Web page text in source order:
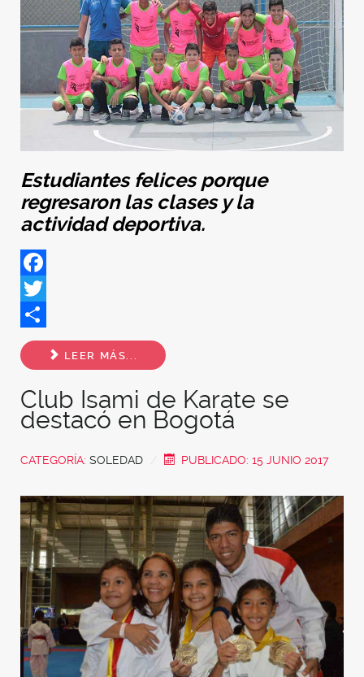
Estudiantes felices porque
regresaron las clases y la
actividad deportiva.
Facebook
Twitter
Share
LEER MÁS...
Club Isami de Karate se
destacó en Bogotá
CATEGORÍA: SOLEDAD PUBLICADO: 15 JUNIO 2017